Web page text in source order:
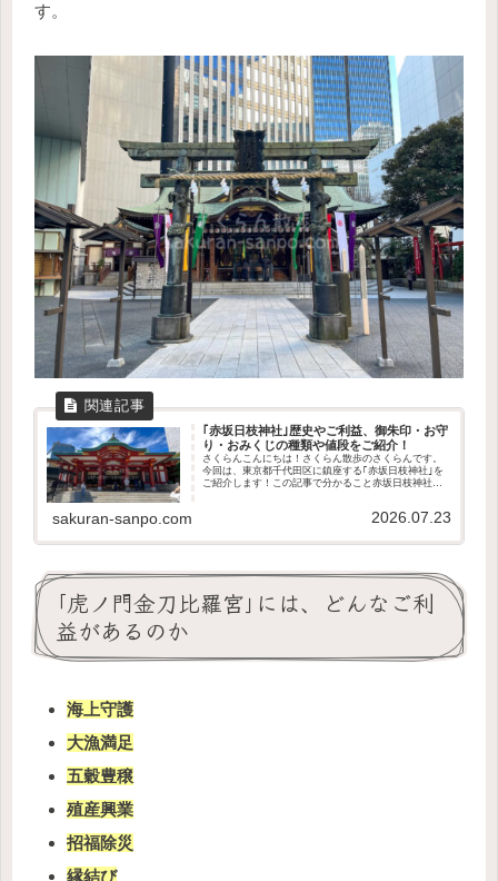
す。
｢赤坂日枝神社｣歴史やご利益、御朱印・お守
り・おみくじの種類や値段をご紹介！
さくらんこんにちは！さくらん散歩のさくらんです。
今回は、東京都千代田区に鎮座する｢赤坂日枝神社｣を
ご紹介します！この記事で分かること赤坂日枝神社の
sakuran-sanpo.com 2026.07.23
｢虎ノ門金刀比羅宮｣には、どんなご利
益があるのか
海上守護
大漁満足
五穀豊穣
殖産興業
招福除災
縁結び